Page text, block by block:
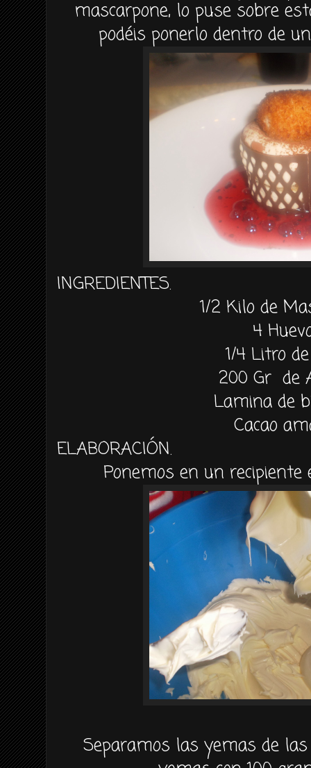
mascarpone, lo puse sobre
podéis ponerlo dentro de
INGREDIENTES.
1/2 Kilo de
4
1/4 Litro
200 Gr de
Lamina de
Cacao
ELABORACIÓN.
Ponemos en un recipiente
Separamos las yemas de